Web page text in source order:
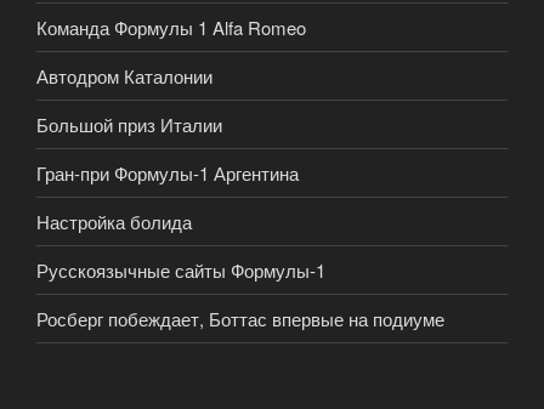
Команда Формулы 1 Alfa Romeo
Автодром Каталонии
Большой приз Италии
Гран-при Формулы-1 Аргентина
Настройка болида
Русскоязычные сайты Формулы-1
Росберг побеждает, Боттас впервые на подиуме